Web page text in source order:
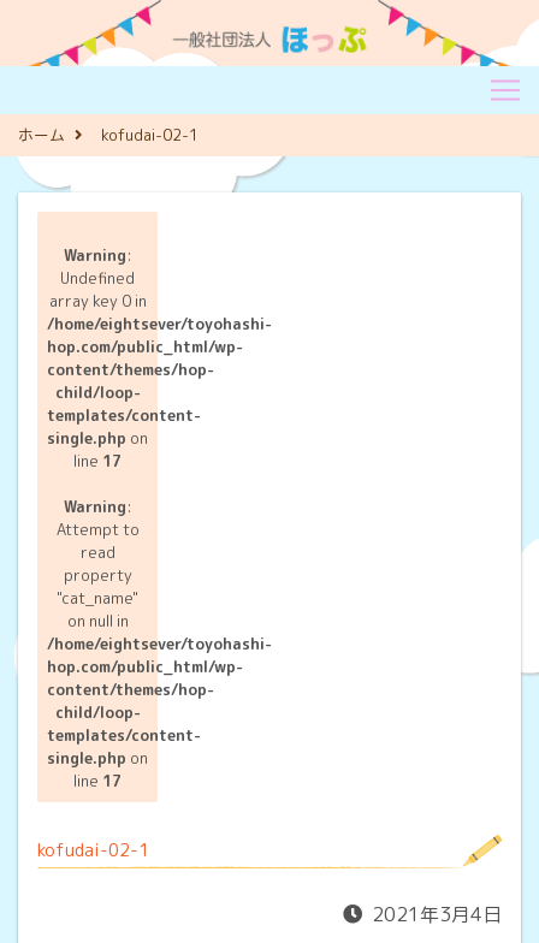
ホーム kofudai-02-1
Warning:
Undefined
array key 0 in
/home/eightsever/toyohashi-
hop.com/public_html/wp-
content/themes/hop-
child/loop-
templates/content-
single.php on
line 17
Warning:
Attempt to
read
property
"cat_name"
on null in
/home/eightsever/toyohashi-
hop.com/public_html/wp-
content/themes/hop-
child/loop-
templates/content-
single.php on
line 17
kofudai-02-1
2021年3月4日